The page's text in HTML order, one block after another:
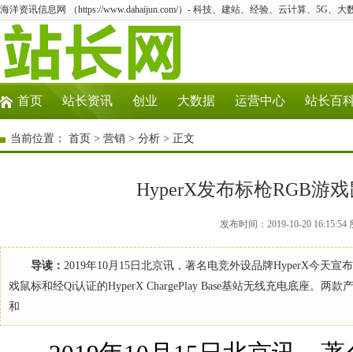
海洋资讯信息网 （https://www.dahaijun.com/）- 科技、建站、经验、云计算、5G、大
首页 站长资讯 创业 大数据 运营中心 站长百
当前位置： 首页 > 营销 > 分析 > 正文
HyperX发布标枪RGB游
发布时间：2019-10-20
导读： 2019年10月15日北京讯，著名电竞外设品牌HyperX今天宣
戏鼠标和经Qi认证的HyperX ChargePlay Base基站无线充电底座。两
和